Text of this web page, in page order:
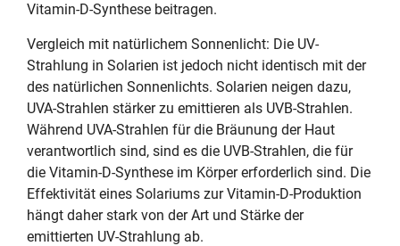
Vitamin-D-Synthese beitragen.
Vergleich mit natürlichem Sonnenlicht: Die UV-
Strahlung in Solarien ist jedoch nicht identisch mit der
des natürlichen Sonnenlichts. Solarien neigen dazu,
UVA-Strahlen stärker zu emittieren als UVB-Strahlen.
Während UVA-Strahlen für die Bräunung der Haut
verantwortlich sind, sind es die UVB-Strahlen, die für
die Vitamin-D-Synthese im Körper erforderlich sind. Die
Effektivität eines Solariums zur Vitamin-D-Produktion
hängt daher stark von der Art und Stärke der
emittierten UV-Strahlung ab.